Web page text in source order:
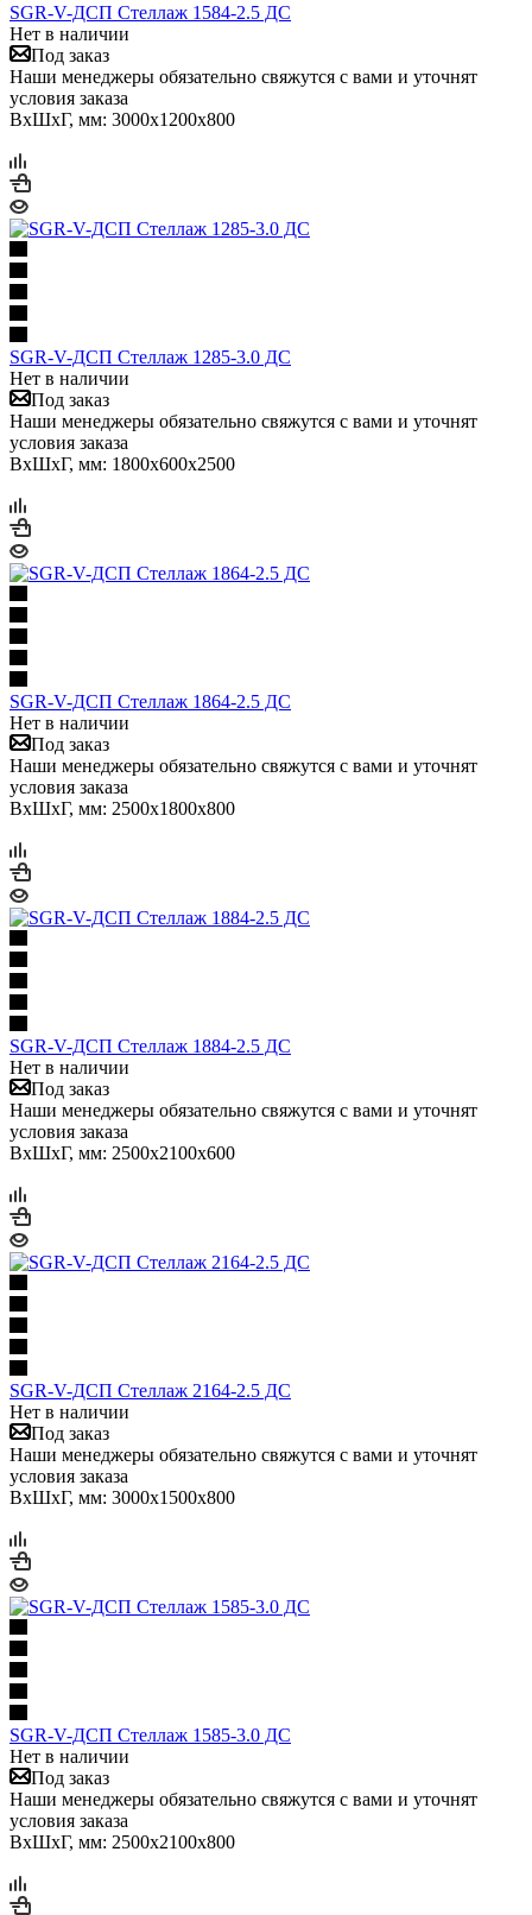
SGR-V-ДСП Стеллаж 1584-2.5 ДС
Нет в наличии
Под заказ
Наши менеджеры обязательно свяжутся с вами и уточнят
условия заказа
ВхШхГ, мм: 3000x1200x800
SGR-V-ДСП Стеллаж 1285-3.0 ДС
Нет в наличии
Под заказ
Наши менеджеры обязательно свяжутся с вами и уточнят
условия заказа
ВхШхГ, мм: 1800x600x2500
SGR-V-ДСП Стеллаж 1864-2.5 ДС
Нет в наличии
Под заказ
Наши менеджеры обязательно свяжутся с вами и уточнят
условия заказа
ВхШхГ, мм: 2500x1800x800
SGR-V-ДСП Стеллаж 1884-2.5 ДС
Нет в наличии
Под заказ
Наши менеджеры обязательно свяжутся с вами и уточнят
условия заказа
ВхШхГ, мм: 2500x2100x600
SGR-V-ДСП Стеллаж 2164-2.5 ДС
Нет в наличии
Под заказ
Наши менеджеры обязательно свяжутся с вами и уточнят
условия заказа
ВхШхГ, мм: 3000x1500x800
SGR-V-ДСП Стеллаж 1585-3.0 ДС
Нет в наличии
Под заказ
Наши менеджеры обязательно свяжутся с вами и уточнят
условия заказа
ВхШхГ, мм: 2500x2100x800